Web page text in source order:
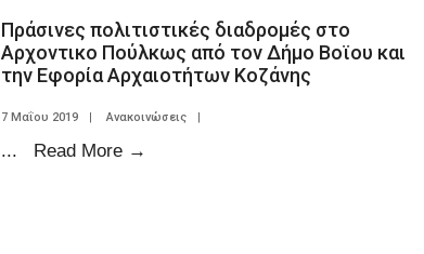
Πράσινες πολιτιστικές διαδρομές στο
Αρχοντικο Πούλκως από τον Δήμο Βοϊου και
την Εφορία Αρχαιοτήτων Κοζάνης
7 Μαΐου 2019 | Ανακοινώσεις |
... Read More →